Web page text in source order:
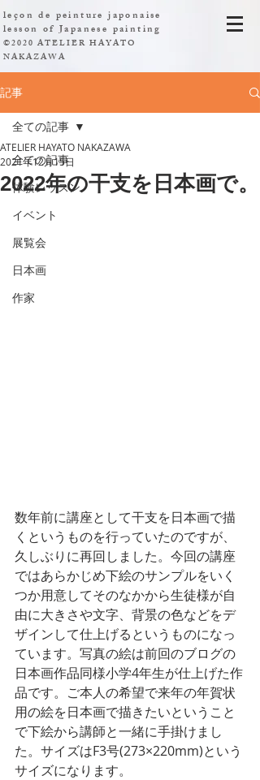
leçon de peinture japonaise
​lesson of Japanese painting
©2020 ATELIER HAYATO
NAKAZAWA
記事
全ての記事
体験レッスン
イベント
展覧会
日本画
作家
全ての記事
2022年の干支を日本画で。
ATELIER HAYATO NAKAZAWA
2021年12月15日
数年前に講座として干支を日本画で描
くというものを行っていたのですが、
久しぶりに再回しました。今回の講座
ではあらかじめ下絵のサンプルをいく
つか用意してそのなかから生徒様が自
由に大きさや文字、背景の色などをデ
ザインして仕上げるというものになっ
ています。写真の絵は前回のブログの
日本画作品同様小学4年生が仕上げた作
品です。ご本人の希望で来年の年賀状
用の絵を日本画で描きたいということ
で下絵から講師と一緒に手掛けまし
た。サイズはF3号(273×220mm)という
サイズになります。